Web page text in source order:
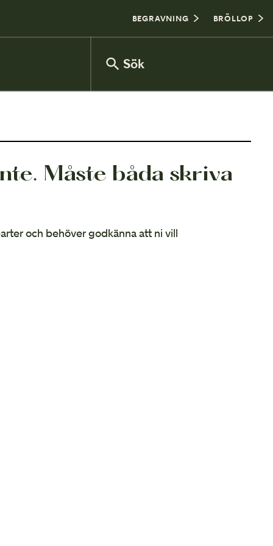
BEGRAVNING BRÖLLOP
Sök
Måste båda skriva
och behöver godkänna att ni vill